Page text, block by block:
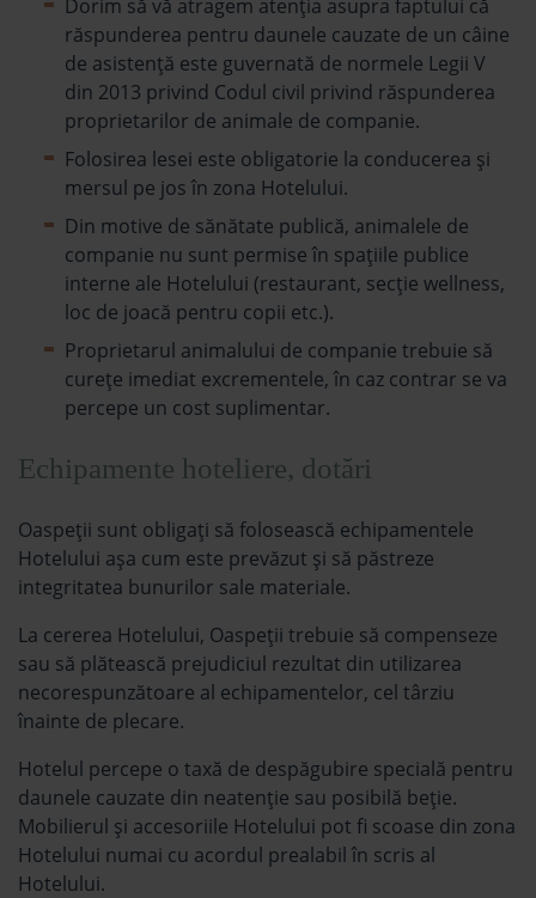
Dorim să vă atragem atenția asupra faptului că
răspunderea pentru daunele cauzate de un câine
de asistență este guvernată de normele Legii V
din 2013 privind Codul civil privind răspunderea
proprietarilor de animale de companie.
Folosirea lesei este obligatorie la conducerea şi
mersul pe jos în zona Hotelului.
Din motive de sănătate publică, animalele de
companie nu sunt permise în spațiile publice
interne ale Hotelului (restaurant, secție wellness,
loc de joacă pentru copii etc.).
Proprietarul animalului de companie trebuie să
curețe imediat excrementele, în caz contrar se va
percepe un cost suplimentar.
Echipamente hoteliere, dotări
Oaspeții sunt obligați să folosească echipamentele
Hotelului așa cum este prevăzut și să păstreze
integritatea bunurilor sale materiale.
La cererea Hotelului, Oaspeții trebuie să compenseze
sau să plătească prejudiciul rezultat din utilizarea
necorespunzătoare al echipamentelor, cel târziu
înainte de plecare.
Hotelul percepe o taxă de despăgubire specială pentru
daunele cauzate din neatenție sau posibilă beție.
Mobilierul și accesoriile Hotelului pot fi scoase din zona
Hotelului numai cu acordul prealabil în scris al
Hotelului.